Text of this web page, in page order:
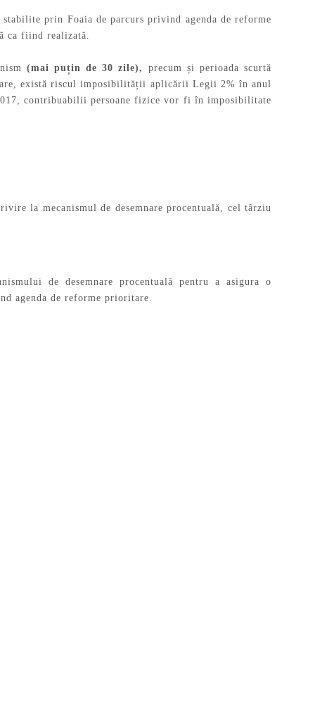
prin Foaia de parcurs privind agenda de reforme
ca fiind realizată.
(mai puțin de 30 zile),
precum și perioada scurtă
există riscul imposibilității aplicării Legii 2% în anul
contribuabilii persoane fizice vor fi în imposibilitate
la mecanismul de desemnare procentuală, cel târziu
de desemnare procentuală pentru a asigura o
agenda de reforme prioritare.